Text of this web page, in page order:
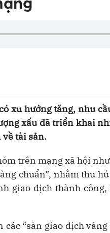
xu hướng tăng, nhu
xấu đã triển khai
tài sản.
trên mạng xã hội
chuẩn”, nhằm thu
giao dịch thành
“sàn giao dịch